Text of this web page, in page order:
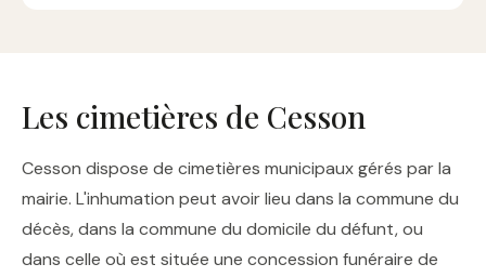
Les cimetières de Cesson
Cesson dispose de cimetières municipaux gérés par la
mairie. L'inhumation peut avoir lieu dans la commune du
décès, dans la commune du domicile du défunt, ou
dans celle où est située une concession funéraire de